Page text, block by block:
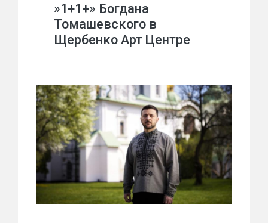
»1+1+» Богдана
Томашевского в
Щербенко Арт Центре